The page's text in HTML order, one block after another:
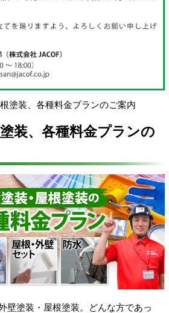
塗装、各種料金プランのご案内
装、各種料金プランの
壁塗装・屋根塗装。どんな方であっ